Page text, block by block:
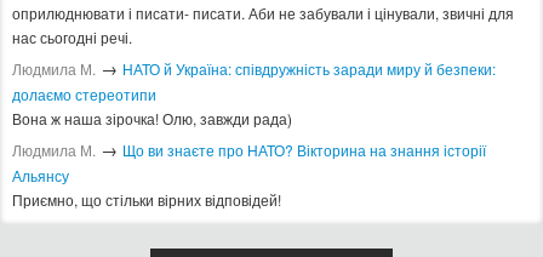
оприлюднювати і писати- писати. Аби не забували і цінували, звичні для
нас сьогодні речі.
Людмила М. → ​НАТО й Україна: співдружність заради миру й безпеки:
долаємо стереотипи
Вона ж наша зірочка! Олю, завжди рада)
Людмила М. → Що ви знаєте про НАТО? Вікторина на знання історії
Альянсу ​
Приємно, що стільки вірних відповідей!